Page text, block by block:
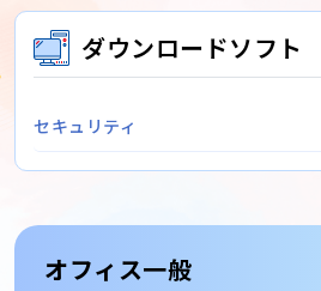
ダウンロードソフト
セキュリティ
オフィス一般